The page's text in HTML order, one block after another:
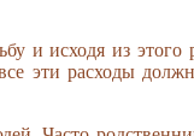
и исходя из
эти расходы